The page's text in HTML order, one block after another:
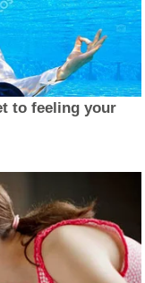
to feeling your